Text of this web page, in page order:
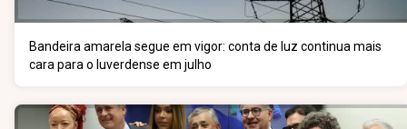
Bandeira amarela segue em vigor: conta de luz continua mais
cara para o luverdense em julho